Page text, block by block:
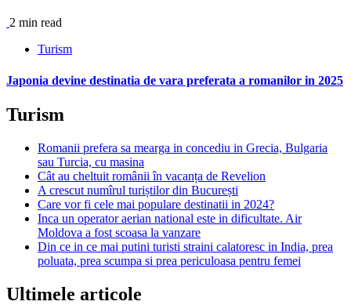
2 min read
Turism
Japonia devine destinatia de vara preferata a romanilor in 2025
Turism
Romanii prefera sa mearga in concediu in Grecia, Bulgaria
sau Turcia, cu masina
Cât au cheltuit românii în vacanța de Revelion
A crescut numîrul turiștilor din București
Care vor fi cele mai populare destinatii in 2024?
Inca un operator aerian national este in dificultate. Air
Moldova a fost scoasa la vanzare
Din ce in ce mai putini turisti straini calatoresc in India, prea
poluata, prea scumpa si prea periculoasa pentru femei
Ultimele articole